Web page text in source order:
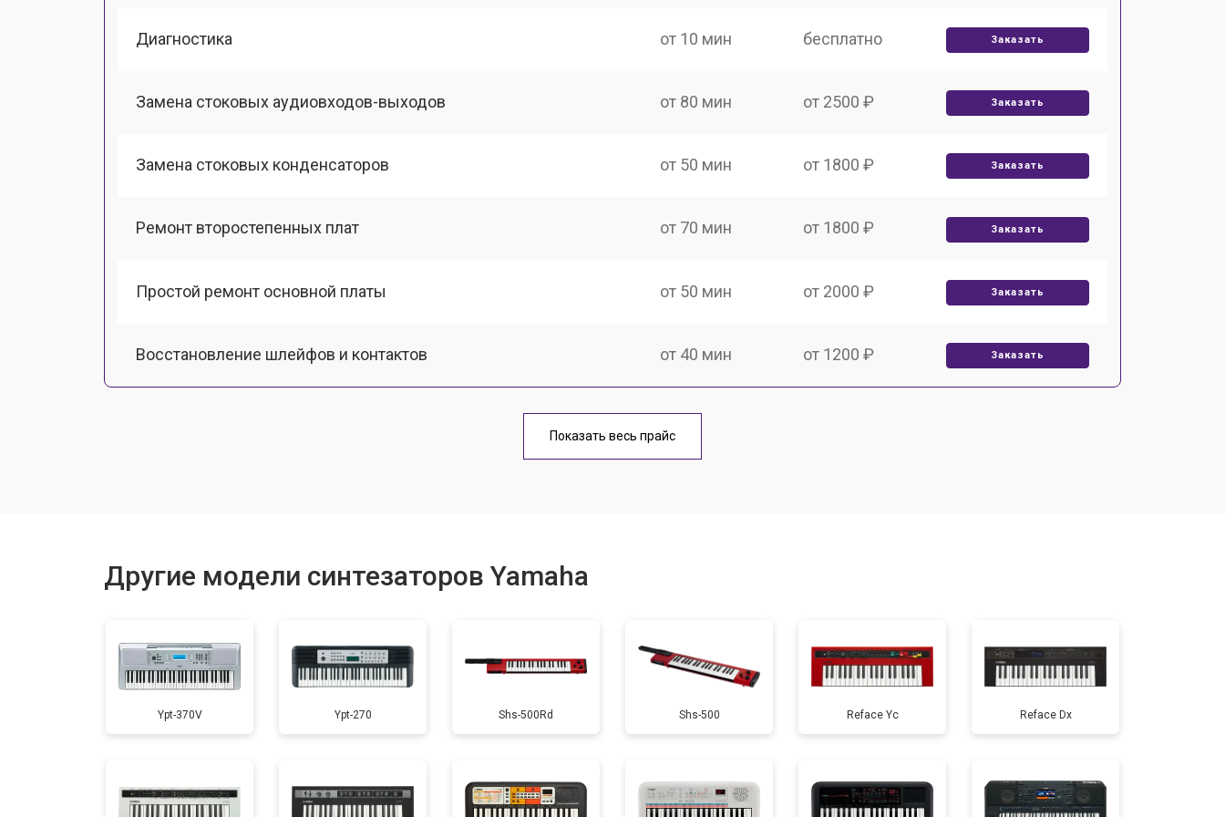
Диагностика от 10 мин бесплатно Заказать
Замена стоковых аудиовходов-выходов от 80 мин от 2500 ₽ Заказать
Замена стоковых конденсаторов от 50 мин от 1800 ₽ Заказать
Ремонт второстепенных плат от 70 мин от 1800 ₽ Заказать
Простой ремонт основной платы от 50 мин от 2000 ₽ Заказать
Восстановление шлейфов и контактов от 40 мин от 1200 ₽ Заказать
Замена токопроводящих резинок механизма клавиш от 60 мин
Ремонт клавиш от 60 мин от 1500 ₽ Заказать
Замена клавиш и уплотнителей от 40 мин от 1000 ₽ Заказать
Чистка и профилактика внутрикорпусная от 50 мин от 1200 ₽ Заказать
Показать весь прайс
Другие модели синтезаторов Yamaha
Ypt-370V Ypt-270 Shs-500Rd Shs-500 Reface Yc Reface Dx